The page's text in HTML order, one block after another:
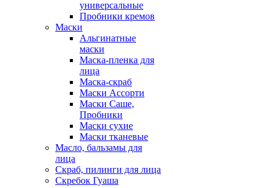
универсальные
Пробники кремов
Маски
Альгинатные
маски
Маска-пленка для
лица
Маска-скраб
Маски Ассорти
Маски Саше,
Пробники
Маски сухие
Маски тканевые
Масло, бальзамы для
лица
Скраб, пилинги для лица
Скребок Гуаша